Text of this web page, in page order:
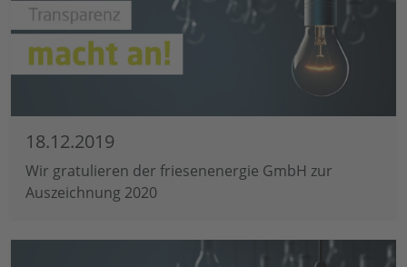
18.12.2019
Wir gratulieren der friesenenergie GmbH zur
Auszeichnung 2020